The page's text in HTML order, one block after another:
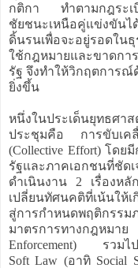
กติกา ทำตามกฎระเ
ชัยชนะเหนือคู่แข่งขัน
ดิ้นรนเพื่อจะอยู่รอดใน
ใช้กฎหมายและขาดกา
รัฐ จึงทำให้วิกฤตการ
ยิ่งขึ้น
หนึ่งในประเด็นยุทธศา
ประชุมคือ การขับเคลื่
(Collective Effort) โด
รัฐและภาคเอกชนที่ชัด
ดำเนินงาน 2 เรื่องห
เปลี่ยนทัศนคติที่เน้นให้
สู่การกำหนดพฤติกร
มาตรการทางกฎหมาย
Enforcement) รวมไ
Soft Law (อาทิ Social